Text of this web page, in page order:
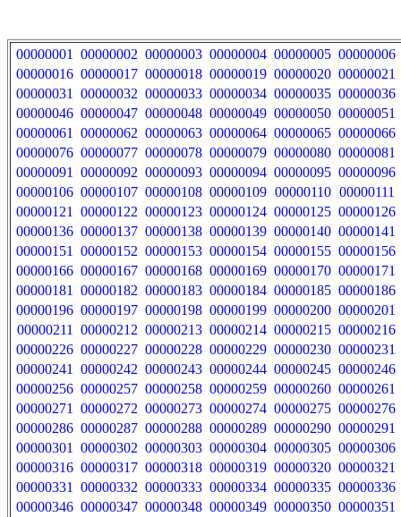
00000001 00000002 00000003 00000004 00000005 00000006
00000016 00000017 00000018 00000019 00000020 00000021
00000031
00000032 00000033 00000034 00000035 00000036
00000046 00000047 00000048 00000049 00000050 00000051
00000061
00000062 00000063 00000064 00000065 00000066
00000076 00000077 00000078 00000079 00000080 00000081
00000091
00000092 00000093 00000094 00000095 00000096
00000106 00000107 00000108 00000109 00000110 00000111
00000121
00000122 00000123 00000124 00000125 00000126
00000136 00000137 00000138 00000139 00000140 00000141
00000151
00000152 00000153 00000154 00000155 00000156
00000166 00000167 00000168 00000169 00000170 00000171
00000181
00000182 00000183 00000184 00000185 00000186
00000196 00000197 00000198 00000199 00000200 00000201
00000211
00000212 00000213 00000214 00000215 00000216
00000226 00000227 00000228 00000229 00000230 00000231
00000241
00000242 00000243 00000244 00000245 00000246
00000256 00000257 00000258 00000259 00000260 00000261
00000271
00000272 00000273 00000274 00000275 00000276
00000286 00000287 00000288 00000289 00000290 00000291
00000301
00000302 00000303 00000304 00000305 00000306
00000316 00000317 00000318 00000319 00000320 00000321
00000331
00000332 00000333 00000334 00000335 00000336
00000346 00000347 00000348 00000349 00000350 00000351